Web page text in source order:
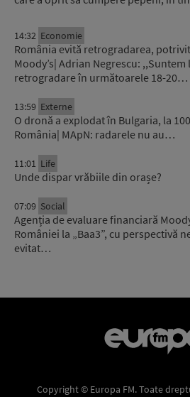
14:32 Economie
România evită retrogradarea,
Moody’s| Adrian Negrescu: ,,Suntem
retrogradare în următoarele 18-20…
13:59 Externe
O dronă a explodat în Bulgaria, la
România| MApN: radarele nu au…
11:01 Life
Unde dispar vrăbiile din orașe?
07:09 Social
Agenția de evaluare financiară
României la „Baa3”, cu perspectivă
evitat…
Copyright © Europa FM. Toate